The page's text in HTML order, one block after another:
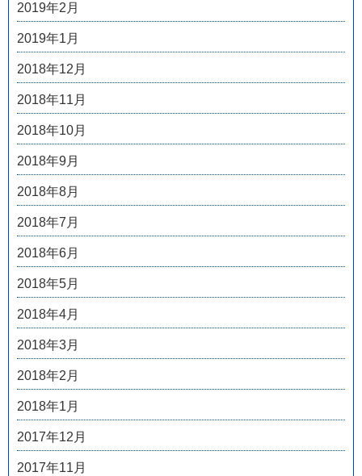
2019年2月
2019年1月
2018年12月
2018年11月
2018年10月
2018年9月
2018年8月
2018年7月
2018年6月
2018年5月
2018年4月
2018年3月
2018年2月
2018年1月
2017年12月
2017年11月